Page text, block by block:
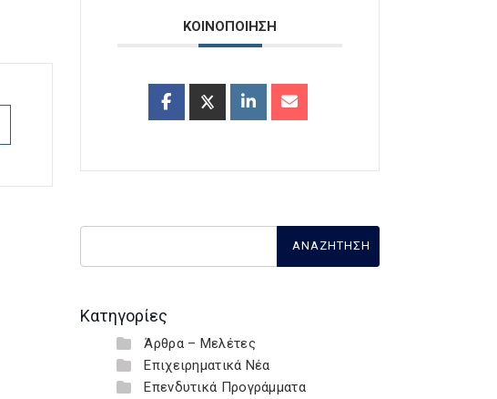
ΚΟΙΝΟΠΟΙΗΣΗ
Κατηγορίες
Άρθρα – Μελέτες
Επιχειρηματικά Νέα
Επενδυτικά Προγράμματα